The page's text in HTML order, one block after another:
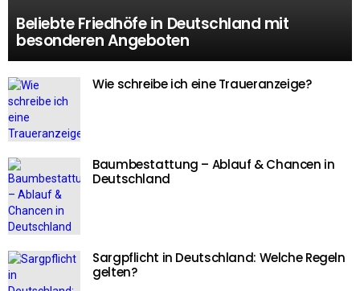
Beliebte Friedhöfe in Deutschland mit
besonderen Angeboten
Wie schreibe ich eine Traueranzeige?
Baumbestattung – Ablauf & Chancen in
Deutschland
Sargpflicht in Deutschland: Welche Regeln
gelten?